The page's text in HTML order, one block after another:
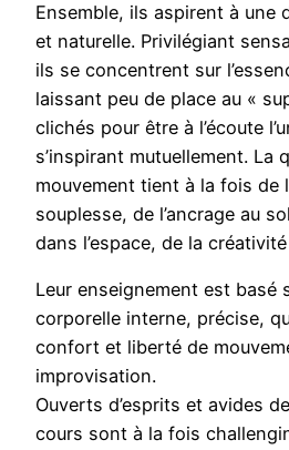
Ensemble, ils aspirent à une
et naturelle. Privilégiant
ils se concentrent sur
laissant peu de place au «
clichés pour être à l’écoute
s’inspirant mutuellement. La
mouvement tient à la fois de
souplesse, de l’ancrage au
dans l’espace, de la
Leur enseignement est basé
corporelle interne, précise,
confort et liberté de
improvisation.
Ouverts d’esprits et avides
cours sont à la fois